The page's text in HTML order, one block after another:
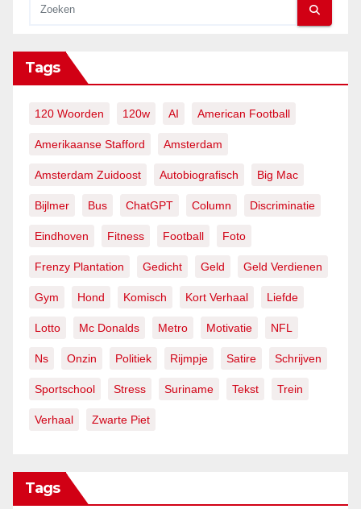
Tags
120 Woorden 120w AI American Football
Amerikaanse Stafford Amsterdam
Amsterdam Zuidoost Autobiografisch Big Mac
Bijlmer Bus ChatGPT Column Discriminatie
Eindhoven Fitness Football Foto
Frenzy Plantation Gedicht Geld Geld Verdienen
Gym Hond Komisch Kort Verhaal Liefde
Lotto Mc Donalds Metro Motivatie NFL
Ns Onzin Politiek Rijmpje Satire Schrijven
Sportschool Stress Suriname Tekst Trein
Verhaal Zwarte Piet
Tags